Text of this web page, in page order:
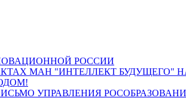
РОССИИ
МАН "ИНТЕЛЛЕКТ БУДУЩЕГО"
УПРАВЛЕНИЯ